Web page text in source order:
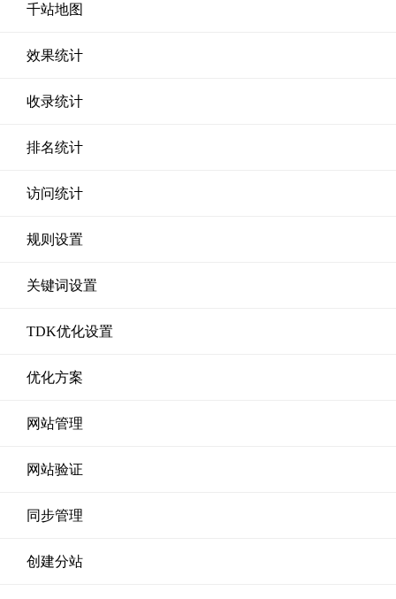
千站地图
效果统计
收录统计
排名统计
访问统计
规则设置
关键词设置
TDK优化设置
优化方案
网站管理
网站验证
同步管理
创建分站